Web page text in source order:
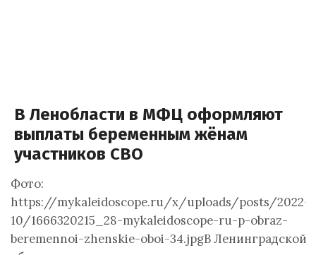
В Ленобласти в МФЦ оформляют
выплаты беременным жёнам
участников СВО
Фото:
https://mykaleidoscope.ru/x/uploads/posts/2022-
10/1666320215_28-mykaleidoscope-ru-p-obraz-
beremennoi-zhenskie-oboi-34.jpgВ Ленинградской